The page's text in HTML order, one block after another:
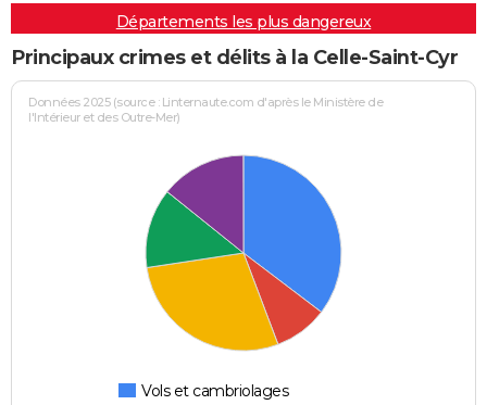
Départements les plus dangereux
Principaux crimes et délits à la Celle-Saint-Cyr
Données 2025 (source : Linternaute.com d'après le Ministère de
l'Intérieur et des Outre-Mer)
Vols et cambriolages